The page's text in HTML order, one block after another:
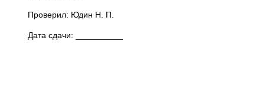
Проверил: Юдин Н. П.
Дата сдачи: __________